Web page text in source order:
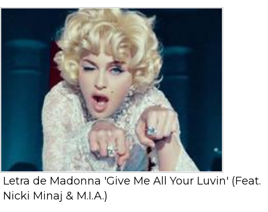
Letra de Madonna 'Give Me All Your Luvin' (Feat.
Nicki Minaj & M.I.A.)